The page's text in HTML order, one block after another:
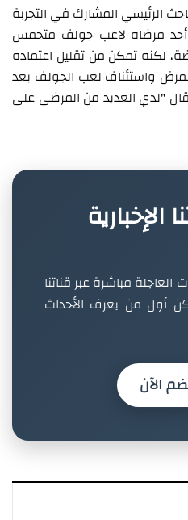
الرئيسي المشارك في التجربة
مرضاه لاعب جولف متحمس
لكنه تمكن من تقليل اعتماده
واستئناف لعب الجولف بعد
"لدي العديد من المرضى على
الإخبارية
العاجلة مباشرة عبر قناتنا
أول من يعرف الأحداث
الآن